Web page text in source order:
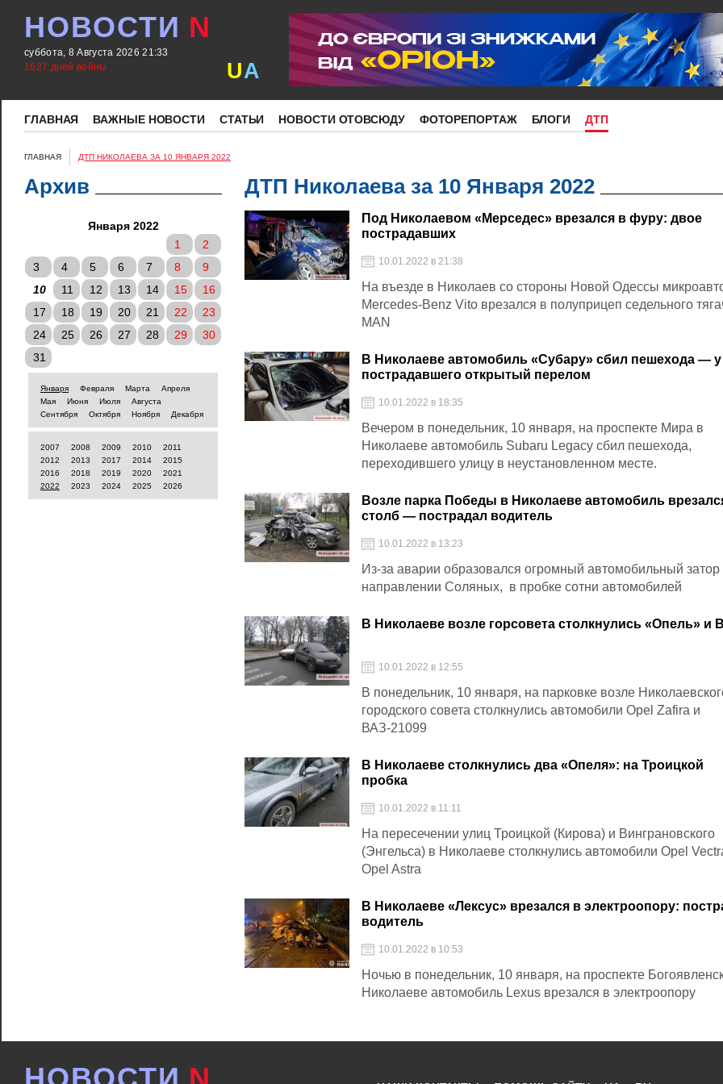
НОВОСТИ N
суббота, 8 Августа 2026 21:33
1627 дней войны
UA
ГЛАВНАЯ ВАЖНЫЕ НОВОСТИ СТАТЬИ НОВОСТИ ОТОВСЮДУ ФОТОРЕПОРТАЖ БЛОГИ ДТП
ГЛАВНАЯ ДТП НИКОЛАЕВА ЗА 10 ЯНВАРЯ 2022
Архив
Января 2022
1
2
3
4 5 6 7 8
9
10
11 12 13 14 15
16
17
18 19 20 21 22
23
24
25 26 27 28 29
30
31
Января Февраля Марта
Апреля
Мая
Июня Июля
Августа
Сентября
Октября Ноября Декабря
2007 2008 2009 2010
2011
2012
2013 2017 2014
2015
2016
2018 2019 2020
2021
2022
2023 2024 2025 2026
ДТП Николаева за 10 Января 2022
Под Николаевом «Мерседес» врезался в фуру: двое
пострадавших
10.01.2022 в 21:38
На въезде в Николаев со стороны Новой Одессы
Mercedes-Benz Vito врезался в полуприцеп седельного
MAN
В Николаеве автомобиль «Субару» сбил пешехода — у
пострадавшего открытый перелом
10.01.2022 в 18:35
Вечером в понедельник, 10 января, на проспекте Мира в
Николаеве автомобиль Subaru Legacy сбил пешехода,
переходившего улицу в неустановленном месте.
Возле парка Победы в Николаеве автомобиль
столб — пострадал водитель
10.01.2022 в 13:23
Из-за аварии образовался огромный автомобильный затор
направлении Соляных, в пробке сотни автомобилей
В Николаеве возле горсовета столкнулись «Опель» и
10.01.2022 в 12:55
В понедельник, 10 января, на парковке возле
городского совета столкнулись автомобили Opel Zafira и
ВАЗ-21099
В Николаеве столкнулись два «Опеля»: на Троицкой
пробка
10.01.2022 в 11:11
На пересечении улиц Троицкой (Кирова) и Винграновского
(Энгельса) в Николаеве столкнулись автомобили Opel
Opel Astra
В Николаеве «Лексус» врезался в электроопору:
водитель
10.01.2022 в 10:53
Ночью в понедельник, 10 января, на проспекте
Николаеве автомобиль Lexus врезался в электроопору